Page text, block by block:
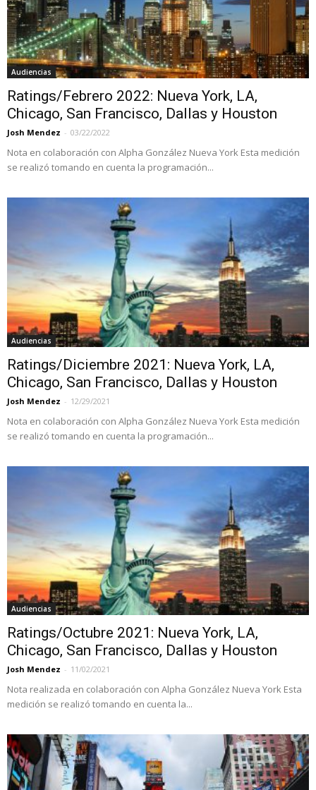
Audiencias
Ratings/Febrero 2022: Nueva York, LA,
Chicago, San Francisco, Dallas y Houston
Josh Mendez - 03/22/2022
Nota en colaboración con Alpha González Nueva York Esta medición
se realizó tomando en cuenta la programación...
Audiencias
Ratings/Diciembre 2021: Nueva York, LA,
Chicago, San Francisco, Dallas y Houston
Josh Mendez - 12/29/2021
Nota en colaboración con Alpha González Nueva York Esta medición
se realizó tomando en cuenta la programación...
Audiencias
Ratings/Octubre 2021: Nueva York, LA,
Chicago, San Francisco, Dallas y Houston
Josh Mendez - 11/02/2021
Nota realizada en colaboración con Alpha González Nueva York Esta
medición se realizó tomando en cuenta la...